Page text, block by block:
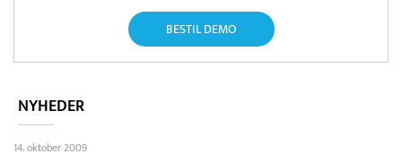
BESTIL DEMO
NYHEDER
14. oktober 2009